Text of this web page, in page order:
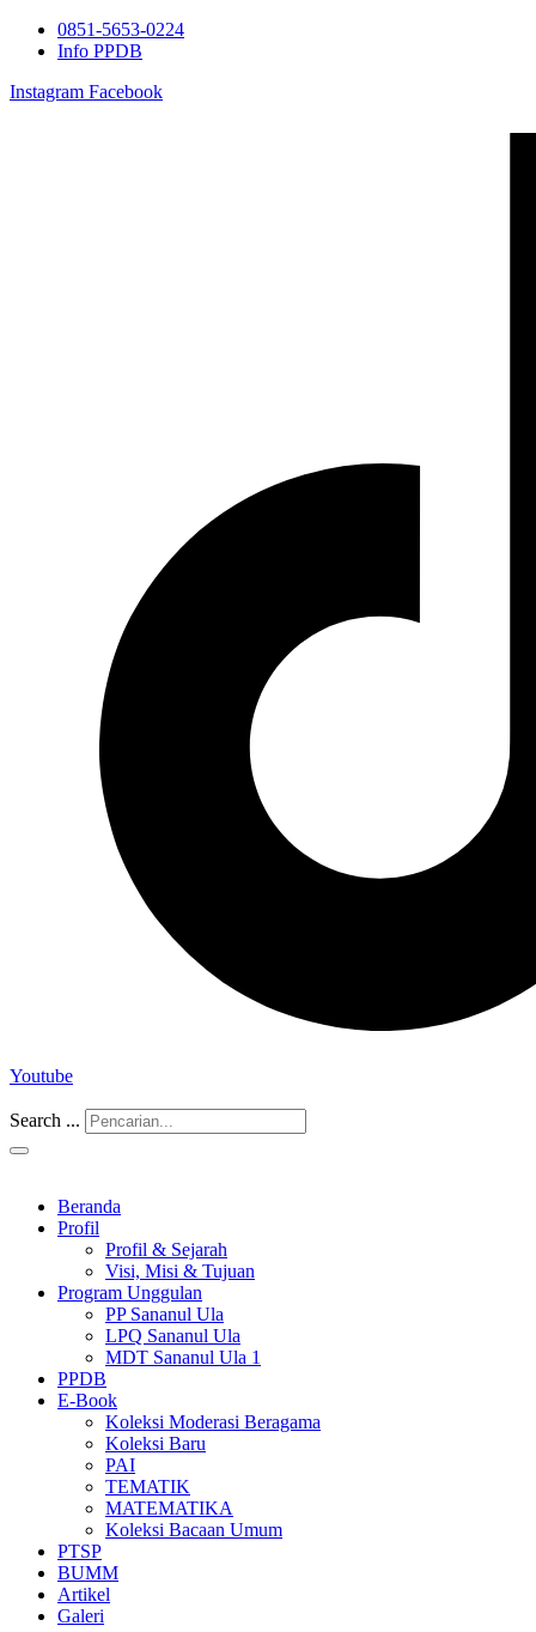
0851-5653-0224
Info PPDB
Instagram Facebook
Youtube
Search ...
Beranda
Profil
Profil & Sejarah
Visi, Misi & Tujuan
Program Unggulan
PP Sananul Ula
LPQ Sananul Ula
MDT Sananul Ula 1
PPDB
E-Book
Koleksi Moderasi Beragama
Koleksi Baru
PAI
TEMATIK
MATEMATIKA
Koleksi Bacaan Umum
PTSP
BUMM
Artikel
Galeri